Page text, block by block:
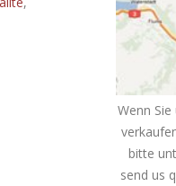
Wenn
bitte
send us